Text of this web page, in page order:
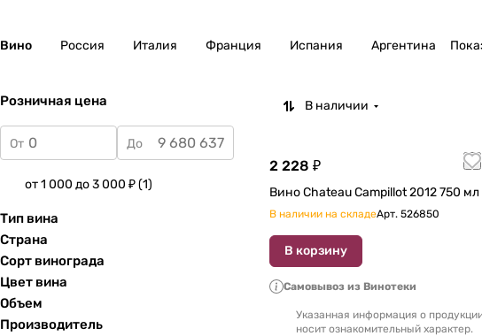
Вино Россия Италия Франция Испания Аргентина
Розничная цена
От До
от 1 000 до 3 000 ₽(1)
Тип вина
Страна
Сорт винограда
Цвет вина
Объем
Производитель
В наличии
2 228 ₽
Вино Chateau Campillot 2012 750 мл
В наличии на складеАрт. 526850
В корзину
Самовывоз из Винотеки
Указанная информация о
носит ознакомительный характер.